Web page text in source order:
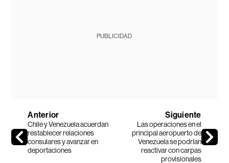
PUBLICIDAD
Anterior
Chile y Venezuela acuerdan
restablecer relaciones
consulares y avanzar en
deportaciones
Siguiente
Las operaciones en el
principal aeropuerto de
Venezuela se podrían
reactivar con carpas
provisionales